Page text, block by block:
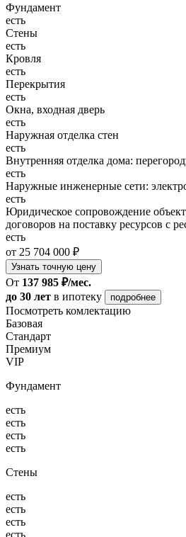
Фундамент
есть
Стены
есть
Кровля
есть
Перекрытия
есть
Окна, входная дверь
есть
Наружная отделка стен
есть
Внутренняя отделка дома:
есть
Наружные инженерные сети:
есть
Юридическое сопровождение
договоров на поставку ресурсов с
есть
от 25 704 000 ₽
Узнать точную цену
От 137 985 ₽/мес.
до 30 лет в ипотеку подробнее
Посмотреть комлектацию
Базовая
Стандарт
Премиум
VIP
Фундамент
есть
есть
есть
есть
Стены
есть
есть
есть
есть